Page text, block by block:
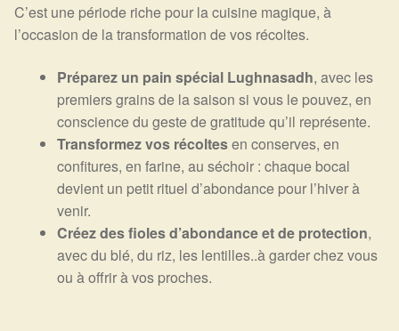
C’est une période riche pour la cuisine magique, à
l’occasion de la transformation de vos récoltes.
Préparez un pain spécial Lughnasadh, avec les
premiers grains de la saison si vous le pouvez, en
conscience du geste de gratitude qu’il représente.
Transformez vos récoltesen conserves, en
confitures, en farine, au séchoir : chaque bocal
devient un petit rituel d’abondance pour l’hiver à
venir.
Créez des fioles d’abondance et de protection,
avec du blé, du riz, les lentilles..à garder chez vous
ou à offrir à vos proches.